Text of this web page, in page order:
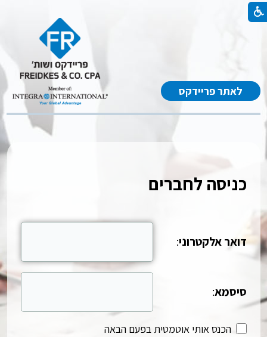
לאתר פריידקס
כניסה לחברים
דואר אלקטרוני:
סיסמא:
הכנס אותי אוטמטית בפעם הבאה